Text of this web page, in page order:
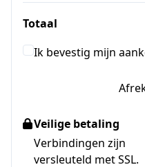
Totaal
Ik bevestig mijn
Veilige betaling
Verbindingen zijn
versleuteld met SSL.